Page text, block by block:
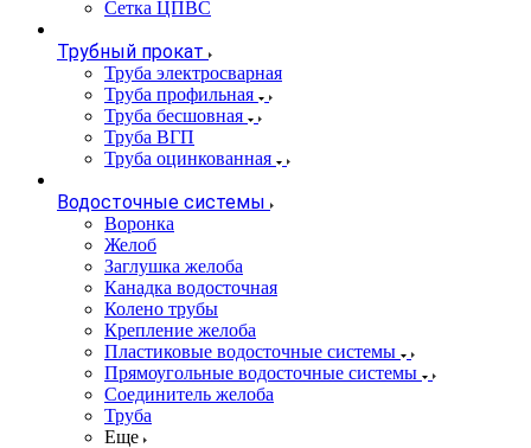
Сетка ЦПВС
Трубный прокат
Труба электросварная
Труба профильная
Труба бесшовная
Труба ВГП
Труба оцинкованная
Водосточные системы
Воронка
Желоб
Заглушка желоба
Канадка водосточная
Колено трубы
Крепление желоба
Пластиковые водосточные системы
Прямоугольные водосточные системы
Соединитель желоба
Труба
Еще